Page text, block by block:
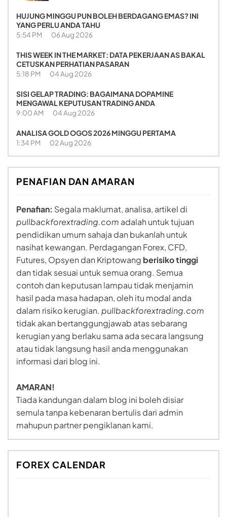
HUJUNG MINGGU PUN BOLEH BERDAGANG EMAS? INI
YANG PERLU ANDA TAHU
5:54 PM 06 Aug 2026
THIS WEEK IN THE MARKET: DATA PEKERJAAN AS BAKAL
CETUSKAN PERHATIAN PASARAN
5:18 PM 04 Aug 2026
SISI GELAP TRADING: BAGAIMANA DOPAMINE
MENGAWAL KEPUTUSAN TRADING ANDA
9:00 AM 04 Aug 2026
ANALISA GOLD OGOS 2026 MINGGU PERTAMA
1:34 PM 02 Aug 2026
PENAFIAN DAN AMARAN
Penafian: Segala maklumat, analisa, artikel di
pullbackforextrading.com adalah untuk tujuan
pendidikan umum sahaja dan bukanlah untuk
nasihat kewangan. Perdagangan Forex, CFD,
Futures, Opsyen dan Kriptowang berisiko tinggi
dan tidak sesuai untuk semua orang. Semua
contoh dan keputusan lampau tidak menjamin
hasil pada masa hadapan, oleh itu modal anda
dalam risiko kerugian. pullbackforextrading.com
tidak akan bertanggungjawab atas sebarang
kerugian yang berlaku sama ada secara langsung
atau tidak langsung hasil anda menggunakan
informasi dari blog ini.
AMARAN!
Tiada kandungan dalam blog ini boleh disiar
semula tanpa kebenaran bertulis dari admin
mahupun partner pengiklanan kami.
FOREX CALENDAR